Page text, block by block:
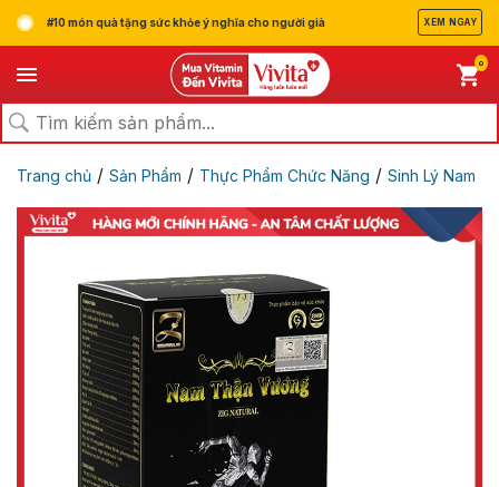
#10 món quà tặng sức khỏe ý nghĩa cho người già XEM NGAY
0
Trang chủ / Sản Phẩm / Thực Phẩm Chức Năng / Sinh Lý Nam